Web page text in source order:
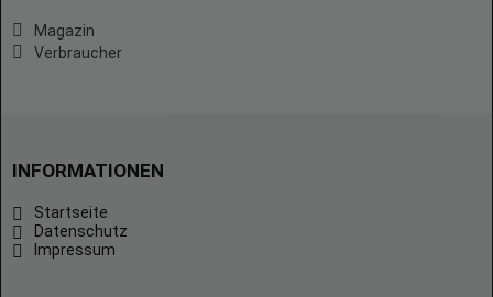
Magazin
Verbraucher
INFORMATIONEN
Startseite
Datenschutz
Impressum